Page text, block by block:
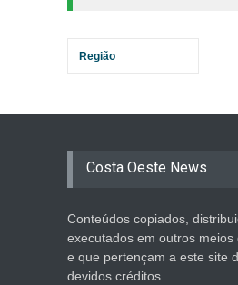
Região
Costa Oeste News
Conteúdos copiados,
executados em outros meios
e que pertençam a este site
devidos créditos.